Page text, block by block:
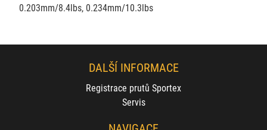
0.203mm/8.4lbs, 0.234mm/10.3lbs
DALŠÍ INFORMACE
Registrace prutů Sportex
Servis